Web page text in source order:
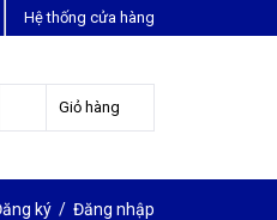
Hệ thống cửa hàng
Giỏ hàng
ký / Đăng nhập
HÀNG